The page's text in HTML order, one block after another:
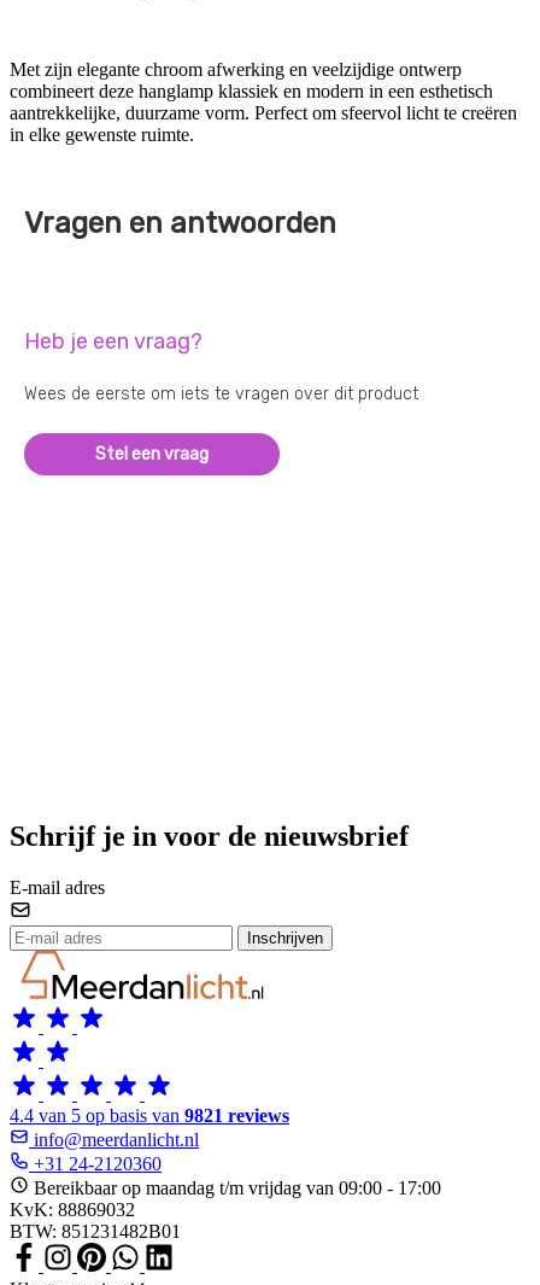
Met zijn elegante chroom afwerking en veelzijdige ontwerp
combineert deze hanglamp klassiek en modern in een esthetisch
aantrekkelijke, duurzame vorm. Perfect om sfeervol licht te creëren
in elke gewenste ruimte.
Vragen en antwoorden
Heb je een vraag?
Wees de eerste om iets te vragen over dit product
Stel een vraag
Schrijf je in voor de nieuwsbrief
E-mail adres
Inschrijven
4.4 van 5 op basis van 9821 reviews
info@meerdanlicht.nl
+31 24-2120360
Bereikbaar op maandag t/m vrijdag van 09:00 - 17:00
KvK: 88869032
BTW: 851231482B01